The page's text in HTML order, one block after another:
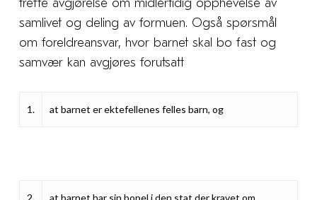
treffe avgjørelse om midlertidig opphevelse av
samlivet og deling av formuen. Også spørsmål
om foreldreansvar, hvor barnet skal bo fast og
samvær kan avgjøres forutsatt
1. at barnet er ektefellenes felles barn, og
2.
at barnet har sin bopel i den stat der kravet om